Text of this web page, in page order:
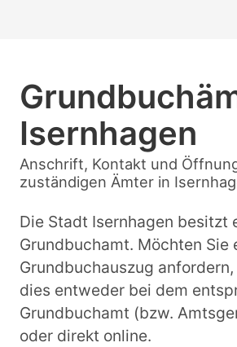
Isernhagen
Anschrift, Kontakt und
zuständigen Ämter in
Die Stadt Isernhagen besitzt
Grundbuchamt. Möchten Sie
Grundbuchauszug
dies entweder bei dem
Grundbuchamt (bzw.
oder direkt online.